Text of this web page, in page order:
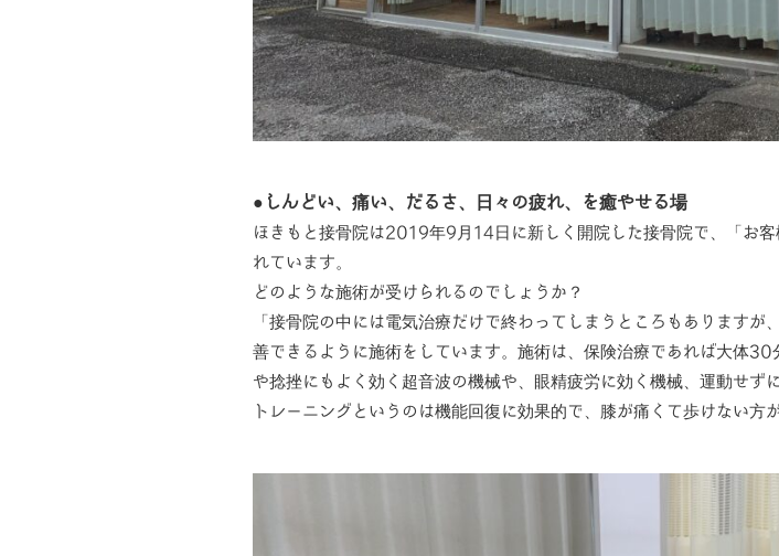
●しんどい、痛い、だるさ、日々の疲れ、を癒やせる場
ほきもと接骨院は2019年9月14日に新しく開院した接骨院で、「お
れています。
どのような施術が受けられるのでしょうか？
「接骨院の中には電気治療だけで終わってしまうところもあります
善できるように施術をしています。施術は、保険治療であれば大体
や捻挫にもよく効く超音波の機械や、眼精疲労に効く機械、運動せず
トレーニングというのは機能回復に効果的で、膝が痛くて歩けない方